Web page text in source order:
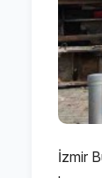
İzmir